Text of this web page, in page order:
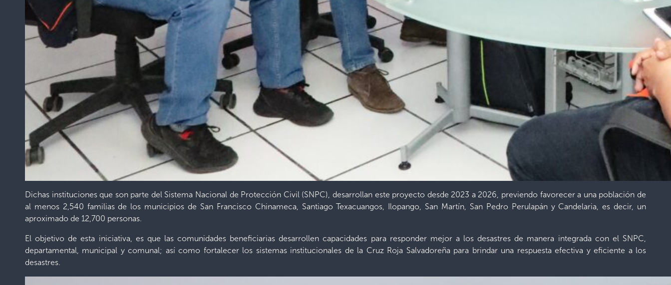
Dichas instituciones que son parte del Sistema Nacional de Protección Civil (SNPC), desarrollan este proyecto desde 2023 a 2026, previendo favorecer a una población de
al menos 2,540 familias de los municipios de San Francisco Chinameca, Santiago Texacuangos, Ilopango, San Martín, San Pedro Perulapán y Candelaria, es decir, un
aproximado de 12,700 personas.
El objetivo de esta iniciativa, es que las comunidades beneficiarias desarrollen capacidades para responder mejor a los desastres de manera integrada con el SNPC,
departamental, municipal y comunal; así como fortalecer los sistemas institucionales de la Cruz Roja Salvadoreña para brindar una respuesta efectiva y eficiente a los
desastres.